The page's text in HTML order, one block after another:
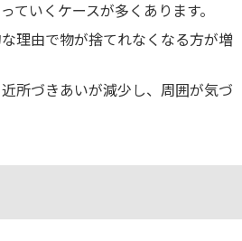
ていくケースが多くあります。
理由で物が捨てれなくなる方が増
所づきあいが減少し、周囲が気づ